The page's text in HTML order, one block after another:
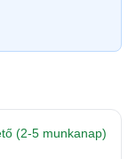
(2-5 munkanap)